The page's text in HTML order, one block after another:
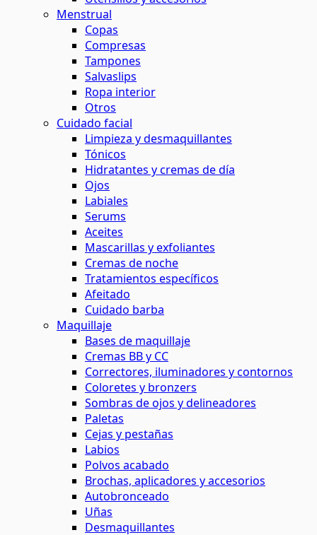
Menstrual
Copas
Compresas
Tampones
Salvaslips
Ropa interior
Otros
Cuidado facial
Limpieza y desmaquillantes
Tónicos
Hidratantes y cremas de día
Ojos
Labiales
Serums
Aceites
Mascarillas y exfoliantes
Cremas de noche
Tratamientos específicos
Afeitado
Cuidado barba
Maquillaje
Bases de maquillaje
Cremas BB y CC
Correctores, iluminadores y contornos
Coloretes y bronzers
Sombras de ojos y delineadores
Paletas
Cejas y pestañas
Labios
Polvos acabado
Brochas, aplicadores y accesorios
Autobronceado
Uñas
Desmaquillantes